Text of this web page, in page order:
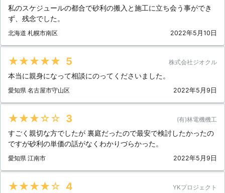
私のスケジュールの都合で砂利の搬入と施工に立ち会う事ができ
ず、残念でした。
北海道 札幌市南区 2022年5月10日
★★★★★ 5 株式会社ジオクル
本当に親身になって相談にのってくださいました。
愛知県 名古屋市守山区 2022年5月9日
★★★★★ 3 (有)林電機機工
すごく親切な方でしたが 裏庭だったので最安で検討したかったの
ですが砂利の単価の話がなくわかりづらかった。
愛知県 江南市 2022年5月9日
★★★★★ 4 YKプロジェクト